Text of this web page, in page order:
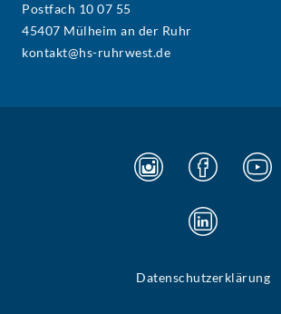
Postfach 10 07 55
45407 Mülheim an der Ruhr
kontakt@hs-ruhrwest.de
Datenschutzerklärung